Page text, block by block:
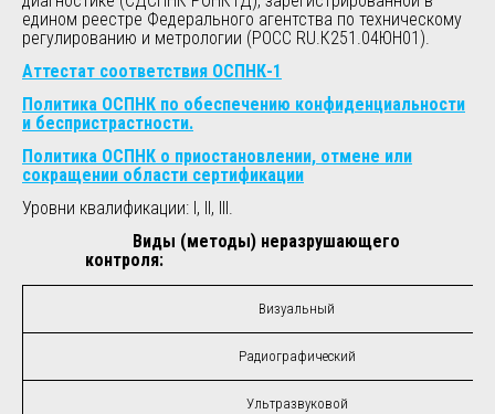
едином реестре Федерального агентства по техническому
регулированию и метрологии (РОСС RU.К251.04ЮН01).
Аттестат соответствия ОСПНК-1
Политика ОСПНК по обеспечению конфиденциальности
и беспристрастности.
Политика ОСПНК о приостановлении, отмене или
сокращении области сертификации
Уровни квалификации: I, II, III.
Виды (методы) неразрушающего
контроля:
Визуальный
Радиографический
Ультразвуковой